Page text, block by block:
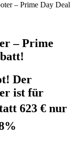
– Prime Day Deal
– Prime
Der
ist für
623 € nur